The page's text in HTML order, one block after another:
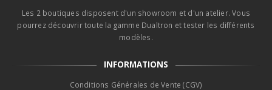
Les 2 boutiques disposent d'un showroom et d'un atelier. Vous
pourrez découvrir toute la gamme Dualtron et tester les différents
modèles.
INFORMATIONS
Conditions Générales de Vente (CGV)